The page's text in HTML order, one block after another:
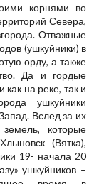
корнями во
Севера,
Отважные
(ушкуйники) в
орду, а также
Да и гордые
как на реке, так и
ушкуйники
Вслед за их
которые
(Вятка),
19- начала 20
ушкуйников –